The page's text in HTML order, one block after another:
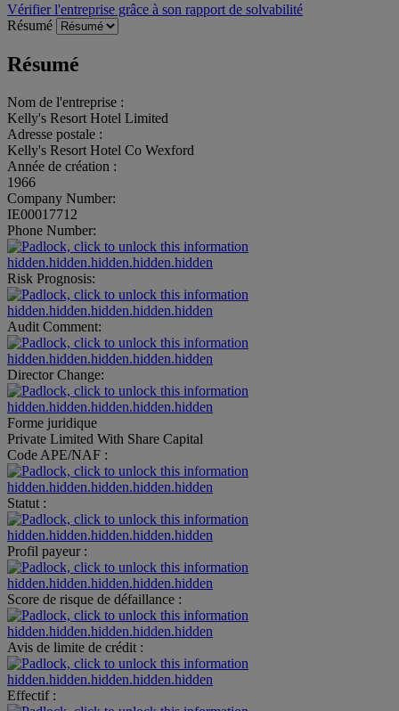
Vérifier l'entreprise grâce à son rapport de solvabilité
Résumé
Résumé
Nom de l'entreprise :
Kelly's Resort Hotel Limited
Adresse postale :
Kelly's Resort Hotel Co Wexford
Année de création :
1966
Company Number:
IE00017712
Phone Number:
hidden.hidden.hidden.hidden.hidden
Risk Prognosis:
hidden.hidden.hidden.hidden.hidden
Audit Comment:
hidden.hidden.hidden.hidden.hidden
Director Change:
hidden.hidden.hidden.hidden.hidden
Forme juridique
Private Limited With Share Capital
Code APE/NAF :
hidden.hidden.hidden.hidden.hidden
Statut :
hidden.hidden.hidden.hidden.hidden
Profil payeur :
hidden.hidden.hidden.hidden.hidden
Score de risque de défaillance :
hidden.hidden.hidden.hidden.hidden
Avis de limite de crédit :
hidden.hidden.hidden.hidden.hidden
Effectif :